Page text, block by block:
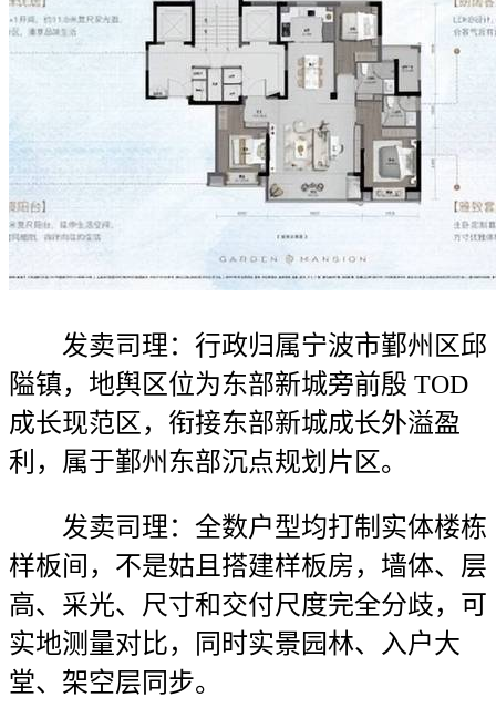
发卖司理：行政归属宁波市鄞州区邱
隘镇，地舆区位为东部新城旁前殷 TOD
成长现范区，衔接东部新城成长外溢盈
利，属于鄞州东部沉点规划片区。
发卖司理：全数户型均打制实体楼栋
样板间，不是姑且搭建样板房，墙体、层
高、采光、尺寸和交付尺度完全分歧，可
实地测量对比，同时实景园林、入户大
堂、架空层同步。